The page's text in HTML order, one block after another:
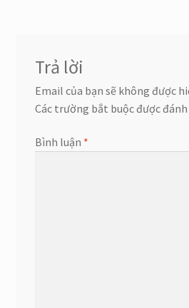
Trả lời
Email của bạn sẽ không được
Các trường bắt buộc được đánh
Bình luận *